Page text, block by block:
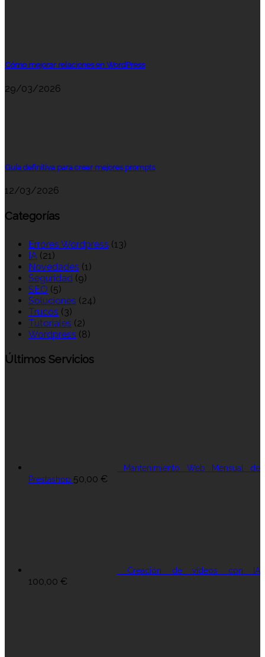
Cómo mejorar relaciones en WordPress
29/03/2026
Guía definitiva para crear mejores prompts
12/03/2026
Categorías
Errores Wordpress (13)
IA (21)
Novedades (1)
Seguridad (9)
SEO (5)
Soluciones (24)
Trucos (3)
Tutoriales (2)
Wordpress (8)
Últimos Servicios
Mantenimiento Web Mensual de
Prestashop 50,00 €
Creación de vídeos con IA
100,00 €